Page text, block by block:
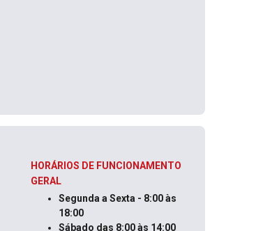
HORÁRIOS DE FUNCIONAMENTO
GERAL
Segunda a Sexta - 8:00 às
18:00
Sábado das 8:00 às 14:00